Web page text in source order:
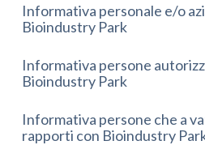
Informativa personale e/o
Bioindustry Park
Informativa persone
Bioindustry Park
Informativa persone che a
rapporti con Bioindustry